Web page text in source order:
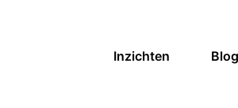
Inzichten Blog